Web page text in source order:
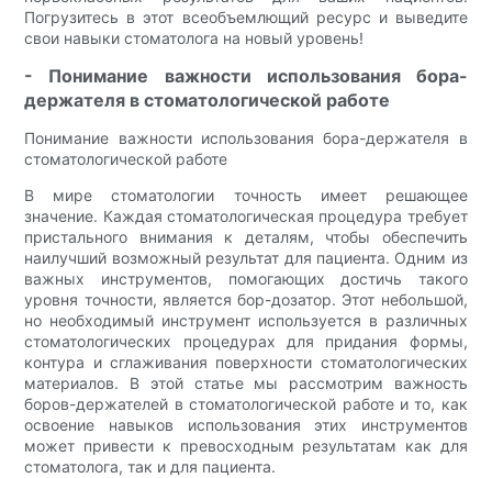
Погрузитесь в этот всеобъемлющий ресурс и выведите
свои навыки стоматолога на новый уровень!
- Понимание важности использования бора-
держателя в стоматологической работе
Понимание важности использования бора-держателя в
стоматологической работе
В мире стоматологии точность имеет решающее
значение. Каждая стоматологическая процедура требует
пристального внимания к деталям, чтобы обеспечить
наилучший возможный результат для пациента. Одним из
важных инструментов, помогающих достичь такого
уровня точности, является бор-дозатор. Этот небольшой,
но необходимый инструмент используется в различных
стоматологических процедурах для придания формы,
контура и сглаживания поверхности стоматологических
материалов. В этой статье мы рассмотрим важность
боров-держателей в стоматологической работе и то, как
освоение навыков использования этих инструментов
может привести к превосходным результатам как для
стоматолога, так и для пациента.